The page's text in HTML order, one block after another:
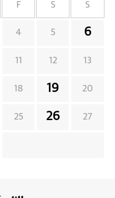
F S S
4 5 6
11 12 13
18 19 20
25 26 27